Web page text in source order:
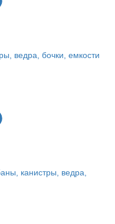
ведра, бочки, емкости
канистры, ведра,